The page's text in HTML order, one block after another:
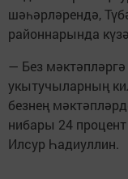
шәһәрләрендә,
районнарында
— Без
укытучыларның
безнең
нибары 24
Илсур Һадиуллин.